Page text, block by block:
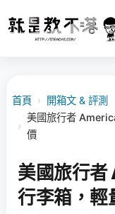
首頁 › 開箱文 & 評測
›
美國旅行者
價
美國旅行
行李箱，輕